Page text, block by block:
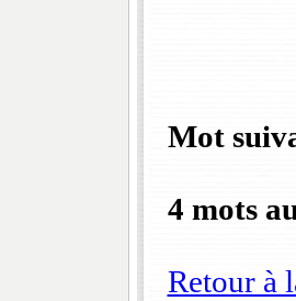
Mot
4 mots
Retour à